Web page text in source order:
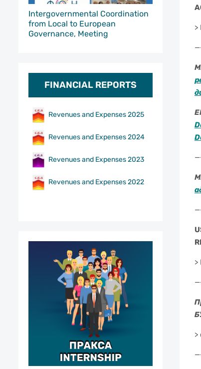
Intergovernmental Coordination
from Local to European
Governance, Meeting
FINANCIAL REPORTS
Revenues and Expenses 2025
Revenues and Expenses 2024
Revenues and Expenses 2023
Revenues and Expenses 2022
>
>
>